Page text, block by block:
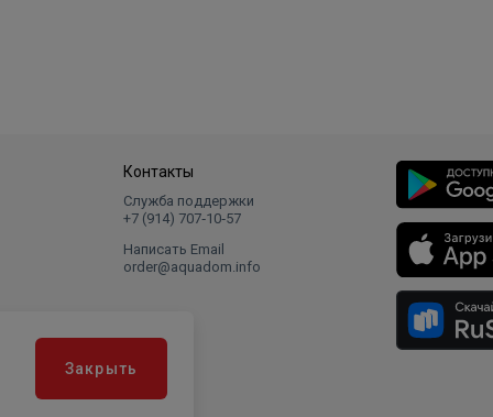
Контакты
Служба поддержки
+7 (914) 707‑10‑57
Написать Email
order@aquadom.info
Закрыть